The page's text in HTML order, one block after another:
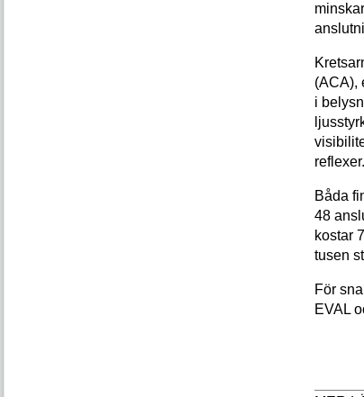
(ACA),
i
reflexer.
Båda
48
kostar
tusen
För
EVAL